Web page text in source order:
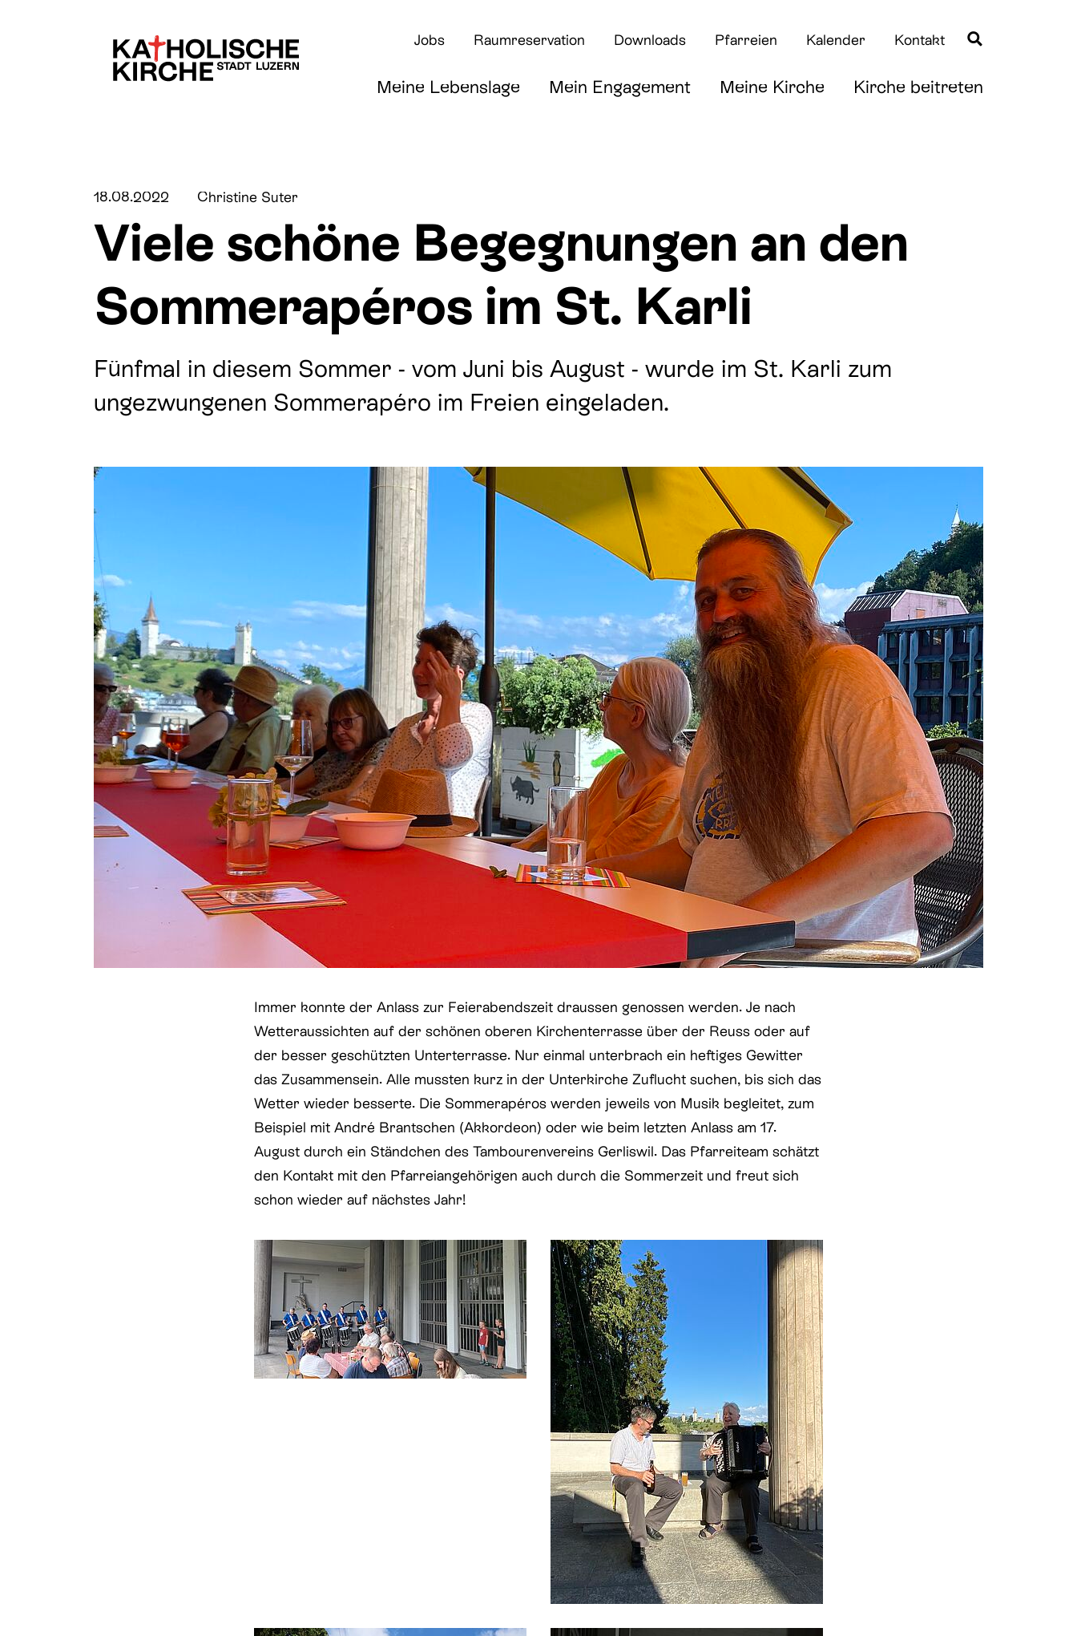
Jobs Raumreservation Downloads Pfarreien Kalender Kontakt
Meine Lebenslage
Jugend
Lebensübergänge
Krise & Notlage
Trauer & Abschied
Glaube & Spiritualität
Erstkommunion
Mein Engagement Meine Kirche
Pfarreien & Standorte
Fachbereiche
Wir unterstützen
Downloads
Kirche beitreten
18.08.2022 Christine Suter
Viele schöne Begegnungen an den
Sommerapéros im St. Karli
Fünfmal in diesem Sommer - vom Juni bis August - wurde im St. Karli zum
ungezwungenen Sommerapéro im Freien eingeladen.
Immer konnte der Anlass zur Feierabendszeit draussen genossen werden. Je nach
Wetteraussichten auf der schönen oberen Kirchenterrasse über der Reuss oder auf
der besser geschützten Unterterrasse. Nur einmal unterbrach ein heftiges Gewitter
das Zusammensein. Alle mussten kurz in der Unterkirche Zuflucht suchen, bis sich das
Wetter wieder besserte. Die Sommerapéros werden jeweils von Musik begleitet, zum
Beispiel mit André Brantschen (Akkordeon) oder wie beim letzten Anlass am 17.
August durch ein Ständchen des Tambourenvereins Gerliswil. Das Pfarreiteam schätzt
den Kontakt mit den Pfarreiangehörigen auch durch die Sommerzeit und freut sich
schon wieder auf nächstes Jahr!